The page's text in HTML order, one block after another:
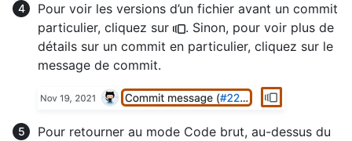
Pour voir les versions d’un fichier avant un commit
particulier, cliquez sur
. Sinon, pour voir plus de
détails sur un commit en particulier, cliquez sur le
message de commit.
Pour retourner au mode Code brut, au-dessus du